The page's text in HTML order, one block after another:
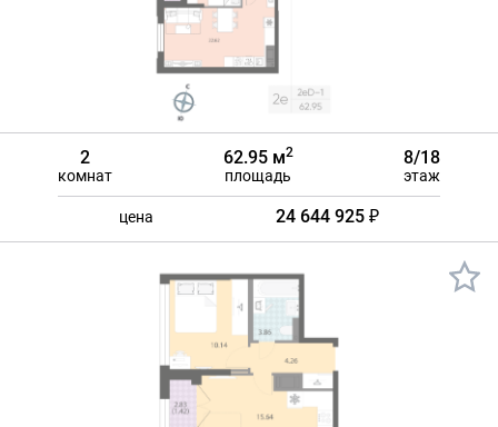
2
комнат
62.95 м2
площадь
8/18
этаж
цена 24 644 925 ₽